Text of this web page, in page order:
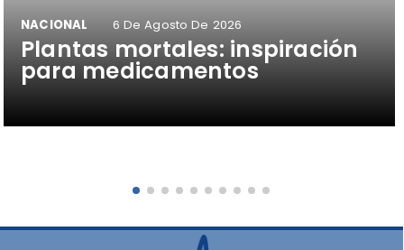
Plantas mortales: inspiración
para medicamentos
NACIONAL 6 De Agosto De 2026